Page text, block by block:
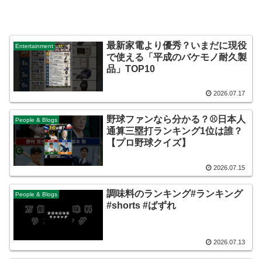
Entertainment
最新家電より優秀？いまだに現役
で使える「平成のバケモノ耐久製
品」TOP10
2026.07.17
People & Blogs
野球ファンなら分かる？⚾️日本人
通算三塁打ランキング1位は誰？
【プロ野球クイズ】
2026.07.15
People & Blogs
調味料のランキング#ランキング
#shorts #ばずれ
2026.07.13